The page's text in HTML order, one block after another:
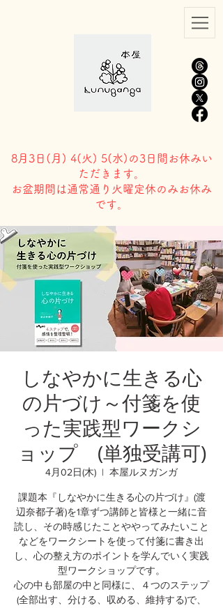
8月3日( 月) 4(火) 5(水)の3日間お休みい
ただきます。
​お盆期間は通常通り火曜定休のみお休み
です。
しなやかに生きる心
の片づけ～付箋を使
った実践型ワークシ
ョップ (単独受講可)
4月02日(木)
  |
本屋ルヌガンガ
課題本『しなやかに生きる心の片づけ』(渡
辺奈都子著)を1章ずつ講師と皆様と一緒に音
読し、その時感じたことややってみたいこと
などをワークシートを使って付箋に書き出
し、心の整え方のポイントを学んでいく実践
型ワークショップです。
心の中も部屋の中と同様に、４つのステップ
(全部出す、分ける、収める、維持する)で、